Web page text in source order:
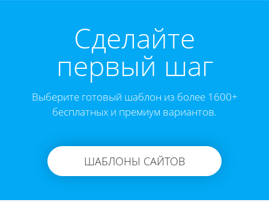
Cделайте
первый шаг
Выберите готовый шаблон из более 1600+
бесплатных и премиум вариантов.
ШАБЛОНЫ САЙТОВ